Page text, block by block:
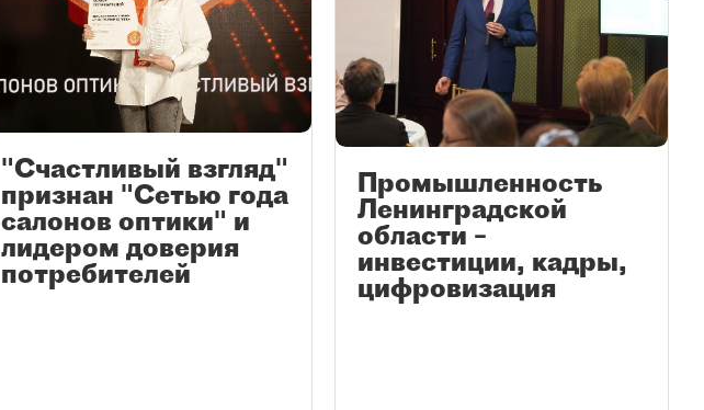
"Счастливый взгляд"
признан "Сетью года
салонов оптики" и
лидером доверия
потребителей
Промышленность
Ленинградской
области –
инвестиции, кадры,
цифровизация